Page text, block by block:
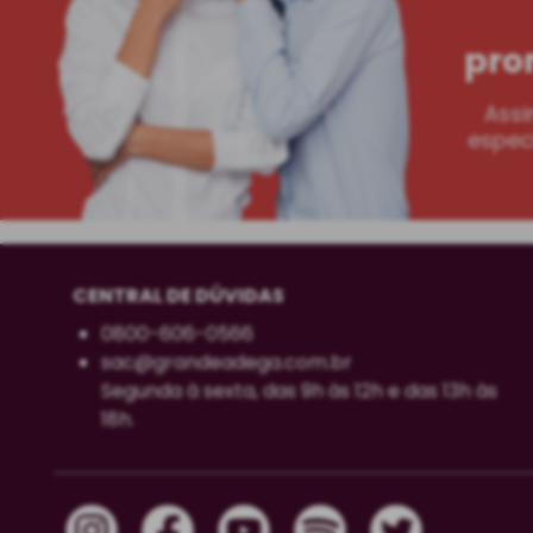
CENTRAL DE DÚVIDAS
0800-606-0566
sac@grandeadega.com.br
Segunda à sexta, das 9h às 12h e das 13h às
18h.